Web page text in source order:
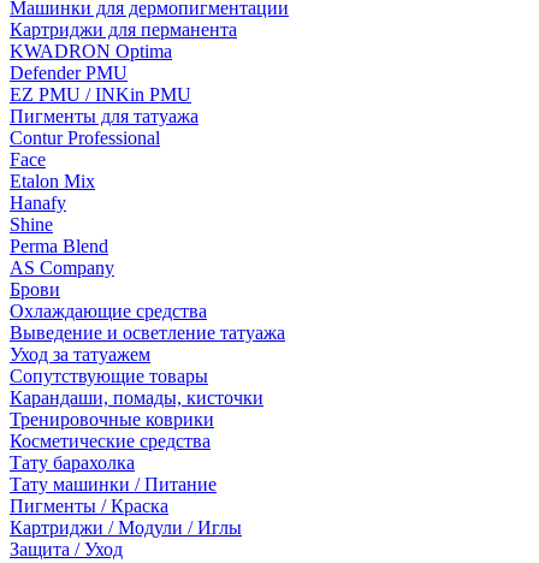
Машинки для дермопигментации
Картриджи для перманента
KWADRON Optima
Defender PMU
EZ PMU / INKin PMU
Пигменты для татуажа
Contur Professional
Face
Etalon Mix
Hanafy
Shine
Perma Blend
AS Company
Брови
Охлаждающие средства
Выведение и осветление татуажа
Уход за татуажем
Сопутствующие товары
Карандаши, помады, кисточки
Тренировочные коврики
Косметические средства
Тату барахолка
Тату машинки / Питание
Пигменты / Краска
Картриджи / Модули / Иглы
Защита / Уход